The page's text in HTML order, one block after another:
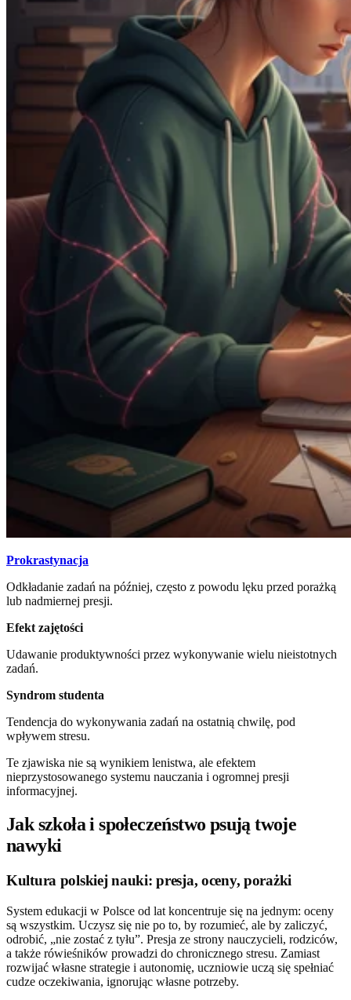
Prokrastynacja
Odkładanie zadań na później, często z powodu lęku przed porażką
lub nadmiernej presji.
Efekt zajętości
Udawanie produktywności przez wykonywanie wielu nieistotnych
zadań.
Syndrom studenta
Tendencja do wykonywania zadań na ostatnią chwilę, pod
wpływem stresu.
Te zjawiska nie są wynikiem lenistwa, ale efektem
nieprzystosowanego systemu nauczania i ogromnej presji
informacyjnej.
Jak szkoła i społeczeństwo psują twoje
nawyki
Kultura polskiej nauki: presja, oceny, porażki
System edukacji w Polsce od lat koncentruje się na jednym: oceny
są wszystkim. Uczysz się nie po to, by rozumieć, ale by zaliczyć,
odrobić, „nie zostać z tyłu”. Presja ze strony nauczycieli, rodziców,
a także rówieśników prowadzi do chronicznego stresu. Zamiast
rozwijać własne strategie i autonomię, uczniowie uczą się spełniać
cudze oczekiwania, ignorując własne potrzeby.